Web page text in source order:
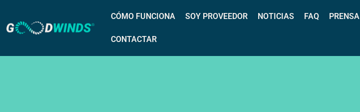
CÓMO FUNCIONA SOY PROVEEDOR NOTICIAS FAQ PRENSA
CONTACTAR